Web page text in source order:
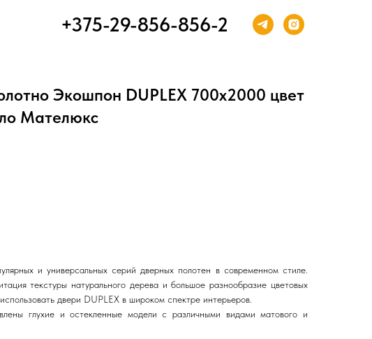
Экошпон DUPLEX 700х2000 цвет
Мателюкс
и универсальных серий дверных полотен в современном стиле.
текстуры натурального дерева и большое разнообразие цветовых
двери DUPLEX в широком спектре интерьеров.
глухие и остекленные модели с различными видами матового и
+375-29-856-856-2